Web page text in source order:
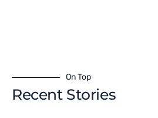
On Top
Recent Stories